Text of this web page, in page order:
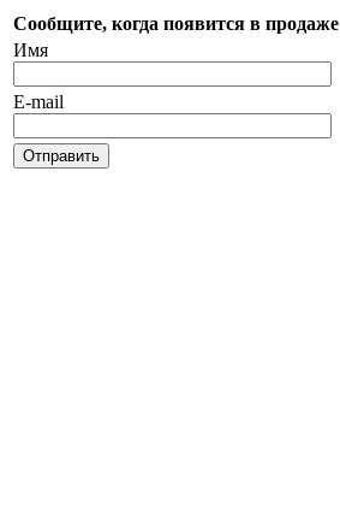
Сообщите, когда появится в продаже
Имя
E-mail